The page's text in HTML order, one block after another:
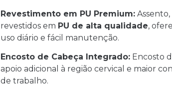
Revestimento em PU Premium:
revestidos em PU de alta qualidade,
uso diário e fácil manutenção.
Encosto de Cabeça Integrado: Encosto
apoio adicional à região cervical e maior
de trabalho.